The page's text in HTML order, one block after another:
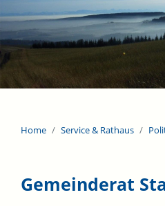
Home Service & Rathaus
Gemeinderat